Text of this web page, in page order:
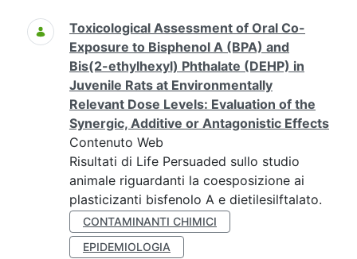
Ricerca
Toxicological Assessment of Oral Co-
Exposure to Bisphenol A (BPA) and
Bis(2-ethylhexyl) Phthalate (DEHP) in
Juvenile Rats at Environmentally
Relevant Dose Levels: Evaluation of the
Synergic, Additive or Antagonistic Effects
Contenuto Web
Risultati di Life Persuaded sullo studio
animale riguardanti la coesposizione ai
plasticizanti bisfenolo A e dietilesilftalato.
CONTAMINANTI CHIMICI
EPIDEMIOLOGIA